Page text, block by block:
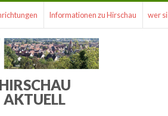
Informationen zu Hirschau wer
HIRSCHAU
AKTUELL